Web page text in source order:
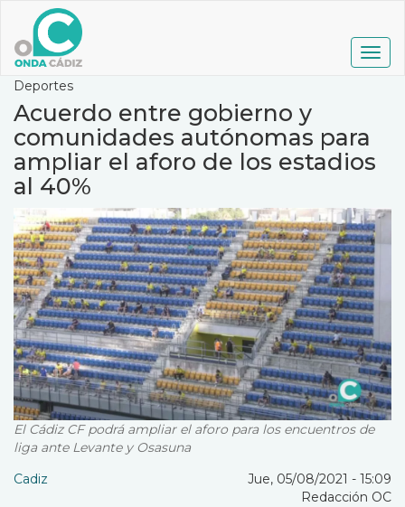
contenido
principal
Deportes
Acuerdo entre gobierno y
comunidades autónomas para
ampliar el aforo de los estadios
al 40%
El Cádiz CF podrá ampliar el aforo para los encuentros de
liga ante Levante y Osasuna
Cadiz
Jue, 05/08/2021 - 15:09
Redacción OC